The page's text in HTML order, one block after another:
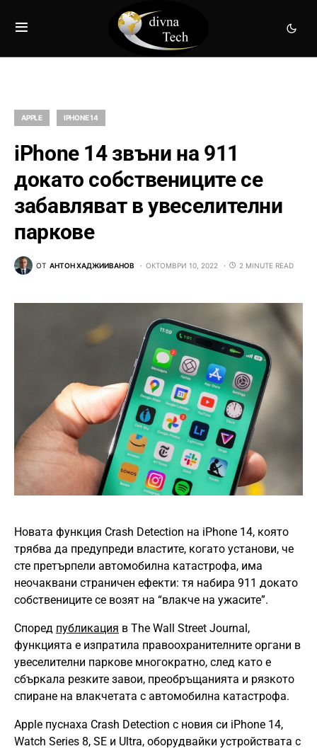
APPLE IPHONE 14
iPhone 14 звъни на 911
докато собствениците се
забавляват в увеселителни
паркове
ОТ АНТОН ХАДЖИИВАНОВ ОКТОМВРИ 10, 2022 2 MINUTE READ
Новата функция Crash Detection на iPhone 14, която
трябва да предупреди властите, когато установи, че
сте претърпели автомобилна катастрофа, има
неочаквани страничен ефекти: тя набира 911 докато
собствениците се возят на “влакче на ужасите”.
Според публикация в The Wall Street Journal,
функцията е изпратила правоохранителните органи в
увеселителни паркове многократно, след като е
сбъркала резките завои, преобръщанията и рязкото
спиране на влакчетата с автомобилна катастрофа.
Apple пуснаха Crash Detection с новия си iPhone 14,
Watch Series 8, SE и Ultra, оборудвайки устройствата с